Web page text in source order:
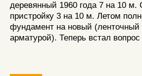
деревянный 1960 года 7 на 10
пристройку 3 на 10 м. Летом
фундамент на новый
арматурой). Теперь встал